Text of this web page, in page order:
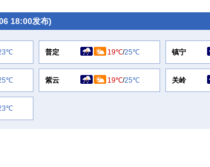
18:00发布)
普定 19℃/25℃ 镇宁
紫云 19℃/25℃ 关岭